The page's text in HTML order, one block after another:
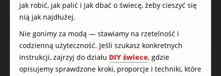
jak robić, jak palić i jak dbać o świecę, żeby cieszyć się
nią jak najdłużej.
Nie gonimy za modą — stawiamy na rzetelność i
codzienną użyteczność. Jeśli szukasz konkretnych
instrukcji, zajrzyj do działu DIY świece, gdzie
opisujemy sprawdzone kroki, proporcje i techniki, które